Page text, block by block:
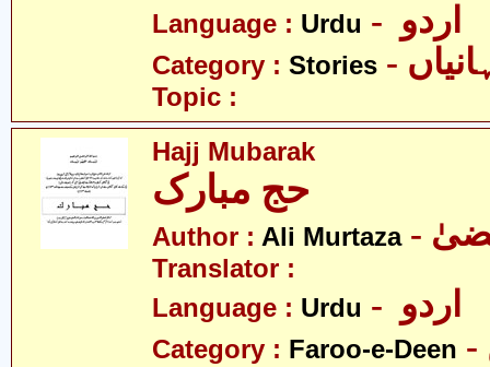
Language : Urdu
Category : Stories
Topic :
Hajj Mubarak
Author : Ali Murtaza
Translator :
Language : Urdu
Category : Faroo-e-Deen